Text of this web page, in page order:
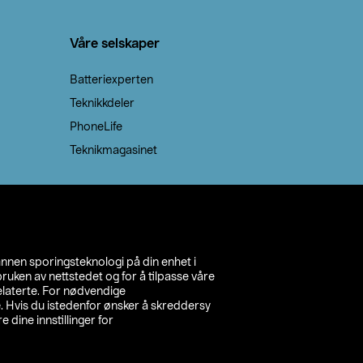
sporingsteknologi på din enhet i
av nettstedet og for å tilpasse våre
For nødvendige
Hvis du istedenfor ønsker å skreddersy
dine innstillinger for
Våre selskaper
Batteriexperten
Teknikkdeler
PhoneLife
Teknikmagasinet